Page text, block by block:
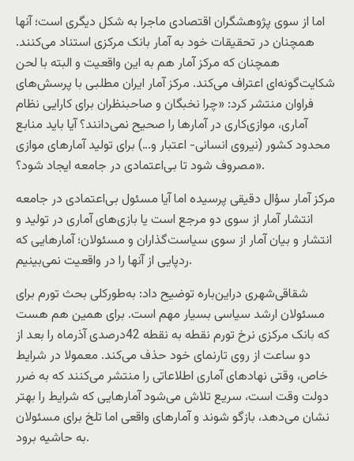
اما از سوی پژوهشگران اقتصادی ماجرا به شکل دیگری است؛ آنها
همچنان در تحقیقات خود به آمار بانک مرکزی استناد می‌کنند.
همچنان که مرکز آمار هم به این واقعیت و البته با لحن
شکایت‌گونه‌ای اعتراف می‌کند. مرکز آمار ایران مطلبی با پرسش‌های
فراوان منتشر کرد: «چرا نخبگان و صاحبنظران برای کارایی نظام
آماری، موازی‌کاری در آمارها را صحیح نمی‌دانند؟ آیا باید منابع
محدود کشور (نیروی انسانی- اعتبار و…) برای تولید آمارهای موازی
مصروف شود تا بی‌اعتمادی در جامعه ایجاد شود؟».
مرکز آمار سؤال دقیقی پرسیده اما آیا مسئول بی‌اعتمادی در جامعه
انتشار آمار از سوی دو مرجع است یا بازی‌های آماری در تولید و
انتشار و بیان آمار از سوی سیاست‌گذاران و مسئولان؛ آمارهایی که
ردپایی از آنها را در واقعیت نمی‌بینیم.
شقاقی‌شهری دراین‌باره توضیح داد: به‌طورکلی بحث تورم برای
مسئولان ارشد سیاسی بسیار مهم است. برای همین هم هست
که بانک مرکزی نرخ تورم نقطه به نقطه 42‌درصدی آذرماه را بعد از
دو ساعت از روی تارنمای خود حذف می‌کند. معمولا در شرایط
خاص، وقتی نهادهای آماری اطلاعاتی را منتشر می‌کنند که به ضرر
دولت وقت است، سریع تلاش می‌شود آمارهایی که شرایط را بهتر
نشان می‌دهد، بازگو شوند و آمارهای واقعی اما تلخ برای مسئولان
به حاشیه برود.